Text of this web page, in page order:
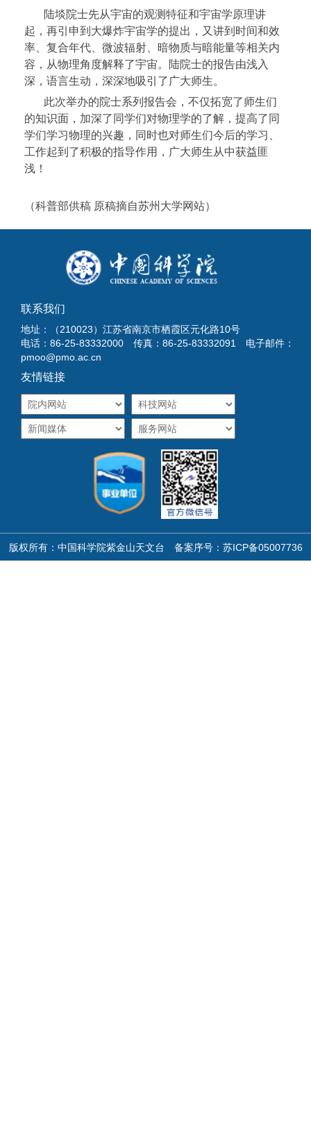
陆埮院士先从宇宙的观测特征和宇宙学原理讲
起，再引申到大爆炸宇宙学的提出，又讲到时间和效
率、复合年代、微波辐射、暗物质与暗能量等相关内
容，从物理角度解释了宇宙。陆院士的报告由浅入
深，语言生动，深深地吸引了广大师生。
此次举办的院士系列报告会，不仅拓宽了师生们
的知识面，加深了同学们对物理学的了解，提高了同
学们学习物理的兴趣，同时也对师生们今后的学习、
工作起到了积极的指导作用，广大师生从中获益匪
浅！
（科普部供稿 原稿摘自苏州大学网站）
联系我们
地址：（210023）江苏省南京市栖霞区元化路10号
电话：86-25-83332000 传真：86-25-83332091 电子邮件：
pmoo@pmo.ac.cn
友情链接
版权所有：中国科学院紫金山天文台 备案序号： 苏ICP备05007736